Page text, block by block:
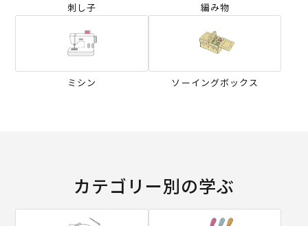
刺し子 編み物
ミシン ソーイングボックス
カテゴリー別の学ぶ